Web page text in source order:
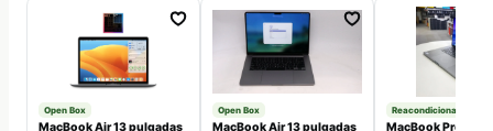
Open Box
MacBook Air 13 pulgadas
Open Box
MacBook Air 13 pulgadas
Reacondicionado
MacBook Pro 16